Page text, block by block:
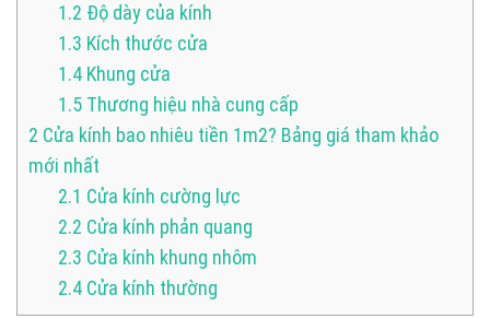
1.2 Độ dày của kính
1.3 Kích thước cửa
1.4 Khung cửa
1.5 Thương hiệu nhà cung cấp
2 Cửa kính bao nhiêu tiền 1m2? Bảng giá tham khảo
mới nhất
2.1 Cửa kính cường lực
2.2 Cửa kính phản quang
2.3 Cửa kính khung nhôm
2.4 Cửa kính thường